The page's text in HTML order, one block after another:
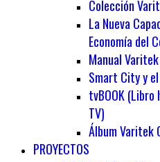
Colección
La Nueva
Economía del
Manual
Smart City y
tvBOOK (Libro
TV)
Álbum Varitek
PROYECTOS